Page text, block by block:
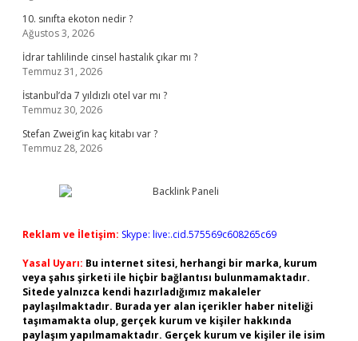
10. sınıfta ekoton nedir ?
Ağustos 3, 2026
İdrar tahlilinde cinsel hastalık çıkar mı ?
Temmuz 31, 2026
İstanbul’da 7 yıldızlı otel var mı ?
Temmuz 30, 2026
Stefan Zweig’in kaç kitabı var ?
Temmuz 28, 2026
Reklam ve İletişim: Skype: live:.cid.575569c608265c69
Yasal Uyarı: Bu internet sitesi, herhangi bir marka, kurum
veya şahıs şirketi ile hiçbir bağlantısı bulunmamaktadır.
Sitede yalnızca kendi hazırladığımız makaleler
paylaşılmaktadır. Burada yer alan içerikler haber niteliği
taşımamakta olup, gerçek kurum ve kişiler hakkında
paylaşım yapılmamaktadır. Gerçek kurum ve kişiler ile isim